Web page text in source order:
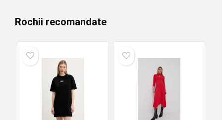
Rochii recomandate